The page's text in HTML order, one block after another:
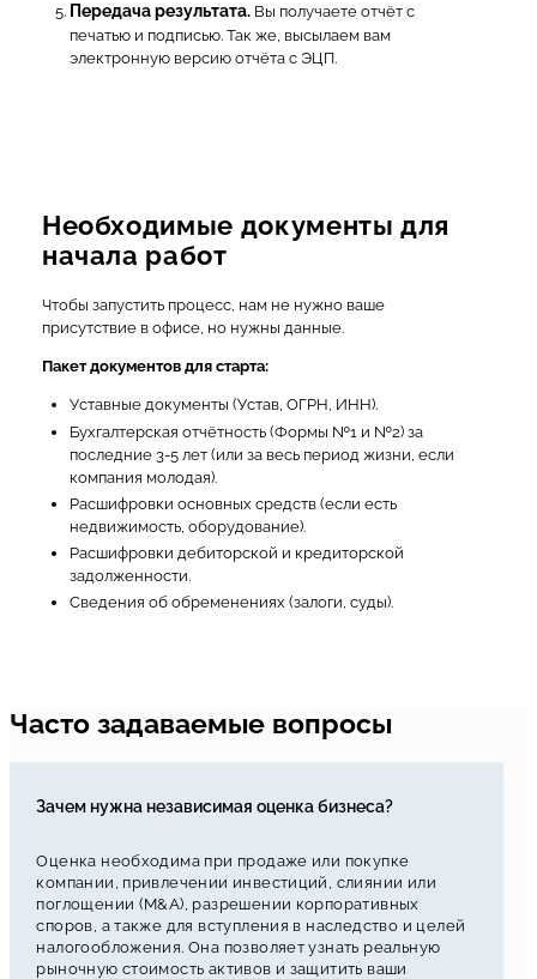
Передача результата.Вы получаете отчёт с
печатью и подписью. Так же, высылаем вам
электронную версию отчёта с ЭЦП.
Необходимые документы для
начала работ
Чтобы запустить процесс, нам не нужно ваше
присутствие в офисе, но нужны данные.
Пакет документов для старта:
Уставные документы (Устав, ОГРН, ИНН).
Бухгалтерская отчётность (Формы №1 и №2) за
последние 3-5 лет (или за весь период жизни, если
компания молодая).
Расшифровки основных средств (если есть
недвижимость, оборудование).
Расшифровки дебиторской и кредиторской
задолженности.
Сведения об обременениях (залоги, суды).
Часто задаваемые вопросы
Зачем нужна независимая оценка бизнеса?
Оценка необходима при продаже или покупке
компании, привлечении инвестиций, слиянии или
поглощении (M&A), разрешении корпоративных
споров, а также для вступления в наследство и целей
налогообложения. Она позволяет узнать реальную
рыночную стоимость активов и защитить ваши